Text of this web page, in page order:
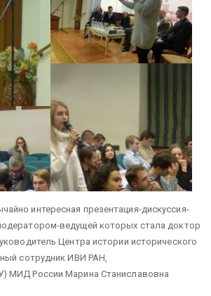
интересная презентация-дискуссия-
ведущей которых стала доктор
Центра истории исторического
сотрудник ИВИ РАН,
МИД России Марина Станиславовна